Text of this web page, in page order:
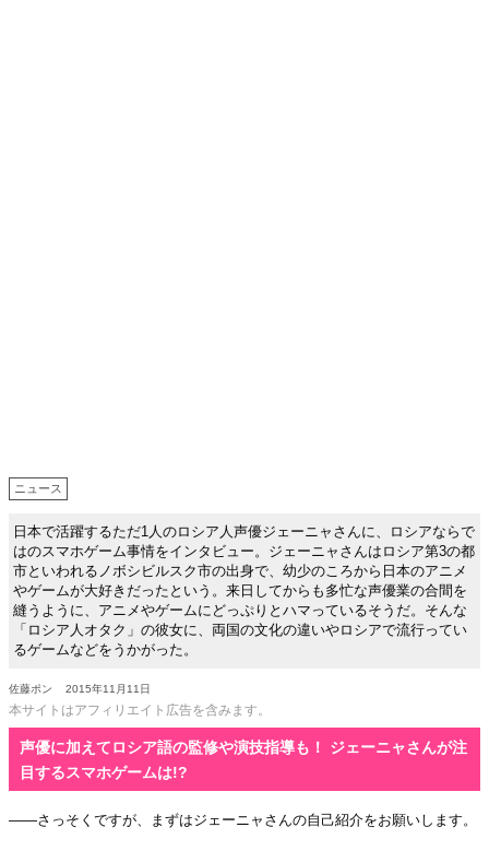
ニュース
日本で活躍するただ1人のロシア人声優ジェーニャさんに、ロシアならで
はのスマホゲーム事情をインタビュー。ジェーニャさんはロシア第3の都
市といわれるノボシビルスク市の出身で、幼少のころから日本のアニメ
やゲームが大好きだったという。来日してからも多忙な声優業の合間を
縫うように、アニメやゲームにどっぷりとハマっているそうだ。そんな
「ロシア人オタク」の彼女に、両国の文化の違いやロシアで流行ってい
るゲームなどをうかがった。
佐藤ポン 2015年11月11日
本サイトはアフィリエイト広告を含みます。
声優に加えてロシア語の監修や演技指導も！ ジェーニャさんが注
目するスマホゲームは!?
――さっそくですが、まずはジェーニャさんの自己紹介をお願いします。